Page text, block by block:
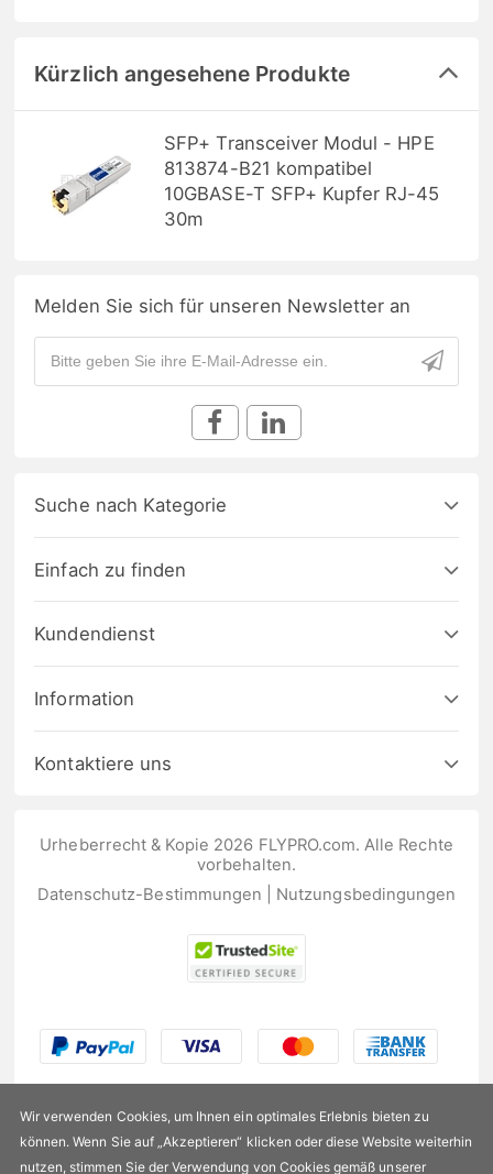
Kürzlich angesehene Produkte
SFP+ Transceiver Modul - HPE
813874-B21 kompatibel
10GBASE-T SFP+ Kupfer RJ-45
30m
Melden Sie sich für unseren Newsletter an
Suche nach Kategorie
Einfach zu finden
Kundendienst
Information
Kontaktiere uns
Urheberrecht & Kopie 2026 FLYPRO.com. Alle Rechte
vorbehalten.
Datenschutz-Bestimmungen
Nutzungsbedingungen
Wir verwenden Cookies, um Ihnen ein optimales Erlebnis bieten zu
können. Wenn Sie auf „Akzeptieren“ klicken oder diese Website weiterhin
nutzen, stimmen Sie der Verwendung von Cookies gemäß unserer